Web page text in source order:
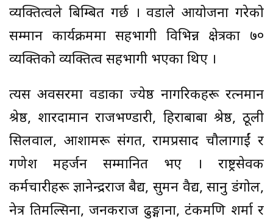
व्यक्तित्वले बिम्बित गर्छ । वडाले आयोजना गरेको
सम्मान कार्यक्रममा सहभागी विभिन्न क्षेत्रका ७०
व्यक्तिको व्यक्तित्व सहभागी भएका थिए ।
त्यस अवसरमा वडाका ज्येष्ठ नागरिकहरू रत्नमान
श्रेष्ठ, शारदामान राजभण्डारी, हिराबाबा श्रेष्ठ, ठूली
सिलवाल, आशामरू संगत, रामप्रसाद चौलागाईं र
गणेश महर्जन सम्मानित भए । राष्ट्रसेवक
कर्मचारीहरू ज्ञानेन्द्रराज बैद्य, सुमन वैद्य, सानु डंगोल,
नेत्र तिमल्सिना, जनकराज ढुङ्गाना, टंकमणि शर्मा र